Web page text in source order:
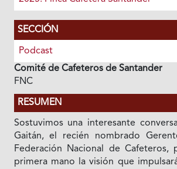
SECCIÓN
Podcast
Comité de Cafeteros de Santander
FNC
RESUMEN
Sostuvimos una interesante
Gaitán, el recién nombrado
Federación Nacional de Cafeteros,
primera mano la visión que